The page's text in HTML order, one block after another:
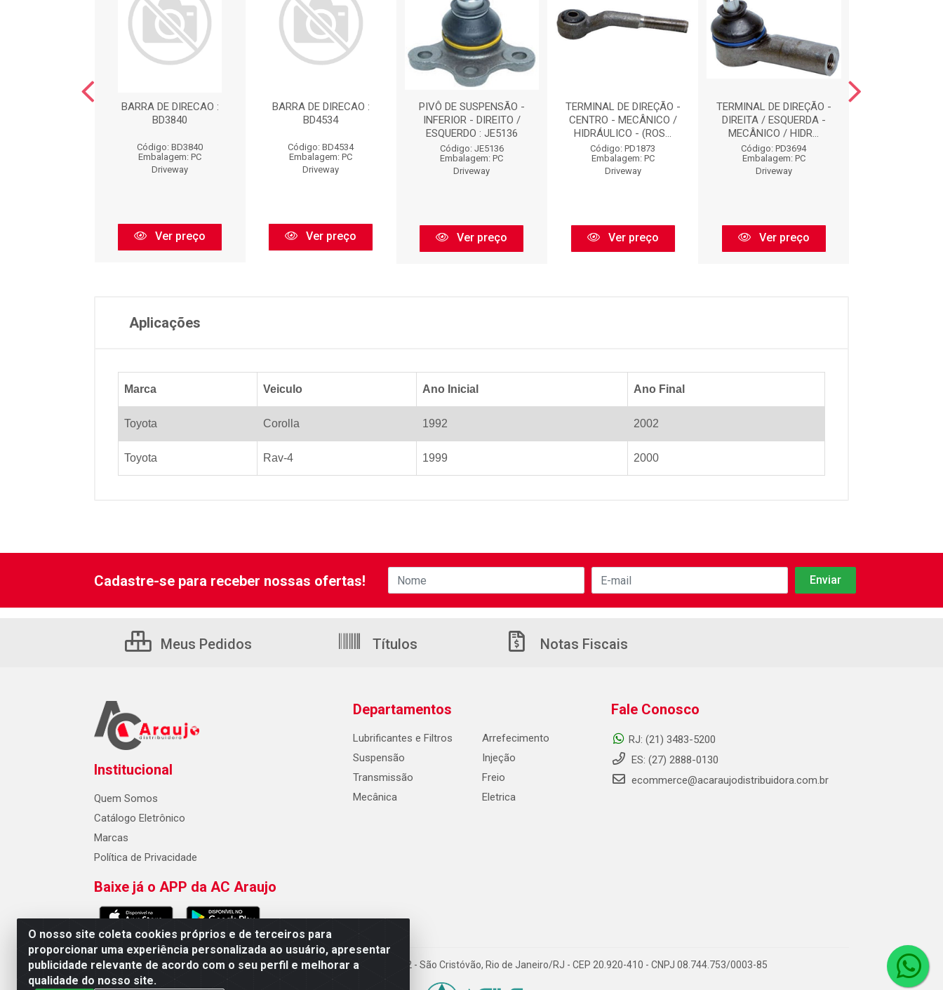
BARRA DE DIRECAO :
BD3840
Código: BD3840
Embalagem: PC
Driveway
Ver preço
BARRA DE DIRECAO :
BD4534
Código: BD4534
Embalagem: PC
Driveway
Ver preço
PIVÔ DE SUSPENSÃO -
INFERIOR - DIREITO /
ESQUERDO : JE5136
Código: JE5136
Embalagem: PC
Driveway
Ver preço
TERMINAL DE DIREÇÃO -
CENTRO - MECÂNICO /
HIDRÁULICO - (ROS...
Código: PD1873
Embalagem: PC
Driveway
Ver preço
TERMINAL DE DIREÇÃO -
DIREITA / ESQUERDA -
MECÂNICO / HIDR...
Código: PD3694
Embalagem: PC
Driveway
Ver preço
Aplicações
Marca Veiculo Ano Inicial Ano Final
Toyota Corolla 1992 2002
Toyota Rav-4 1999 2000
O nosso site coleta cookies próprios e de terceiros para
proporcionar uma experiência personalizada ao usuário, apresentar
publicidade relevante de acordo com o seu perfil e melhorar a
qualidade do nosso site.
Cadastre-se para receber nossas ofertas!
Meus Pedidos Títulos Notas Fiscais
Institucional
Quem Somos
Catálogo Eletrônico
Marcas
Política de Privacidade
Baixe já o APP da AC Araujo
Departamentos
Lubrificantes e Filtros
Suspensão
Transmissão
Mecânica
Arrefecimento
Injeção
Freio
Eletrica
Fale Conosco
RJ: (21) 3483-5200
ES: (27) 2888-0130
ecommerce@acaraujodistribuidora.com.br
AC Araujo Distribuidora - Rua Carneiro de Campos, 42 - São Cristóvão, Rio de Janeiro/RJ - CEP 20.920-410 - CNPJ 08.744.753/0003-85